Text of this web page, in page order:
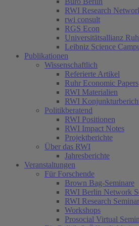
RWI Research
rwi consult
RGS Econ
Universitätsallianz
Leibniz Science
Publikationen
Wissenschaftlich
Referierte Artikel
Ruhr Economic Papers
RWI Materialien
RWI
Politikberatend
RWI Positionen
RWI Impact Notes
Projektberichte
Über das RWI
Jahresberichte
Veranstaltungen
Für Forschende
Brown Bag-Seminare
RWI Berlin Network
RWI Research Seminar
Workshops
Prosocial Virtual